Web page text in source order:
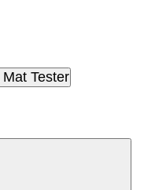
Tester